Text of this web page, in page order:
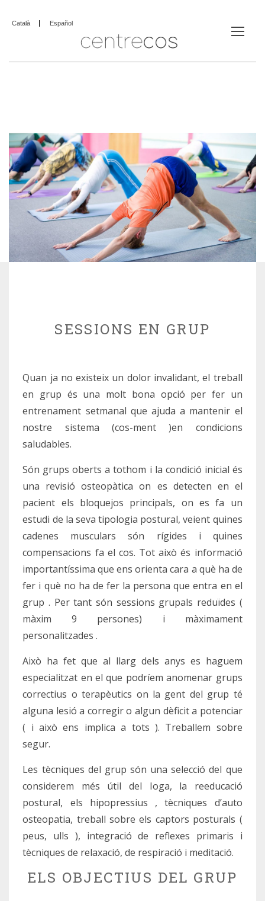
Català Español
SESSIONS EN GRUP
Quan ja no existeix un dolor invalidant, el treball
en grup és una molt bona opció per fer un
entrenament setmanal que ajuda a mantenir el
nostre sistema (cos-ment )en condicions
saludables.
Són grups oberts a tothom i la condició inicial és
una revisió osteopàtica on es detecten en el
pacient els bloquejos principals, on es fa un
estudi de la seva tipologia postural, veient quines
cadenes musculars són rígides i quines
compensacions fa el cos. Tot això és informació
importantíssima que ens orienta cara a què ha de
fer i què no ha de fer la persona que entra en el
grup . Per tant són sessions grupals reduïdes (
màxim 9 persones) i màximament
personalitzades .
Això ha fet que al llarg dels anys es haguem
especialitzat en el que podríem anomenar grups
correctius o terapèutics on la gent del grup té
alguna lesió a corregir o algun dèficit a potenciar
( i això ens implica a tots ). Treballem sobre
segur.
Les tècniques del grup són una selecció del que
considerem més útil del Ioga, la reeducació
postural, els hipopressius , tècniques d’auto
osteopatia, treball sobre els captors posturals (
peus, ulls ), integració de reflexes primaris i
tècniques de relaxació, de respiració i meditació.
ELS OBJECTIUS DEL GRUP